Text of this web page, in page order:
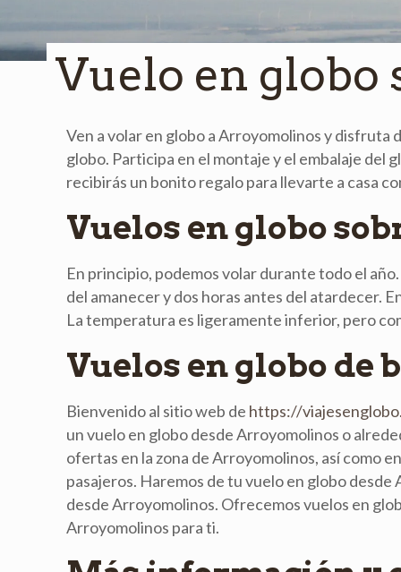
Vuelo en
Ven a volar en globo a Arroyomolinos y disfruta
globo. Participa en el montaje y el embalaje del
recibirás un bonito regalo para llevarte a casa
Vuelos en globo
En principio, podemos volar durante todo el
del amanecer y dos horas antes del atardecer.
La temperatura es ligeramente inferior, pero
Vuelos en globo de
Bienvenido al sitio web de https://
un vuelo en globo desde Arroyomolinos o
ofertas en la zona de Arroyomolinos, así como
pasajeros. Haremos de tu vuelo en globo
desde Arroyomolinos. Ofrecemos vuelos en
Arroyomolinos para ti.